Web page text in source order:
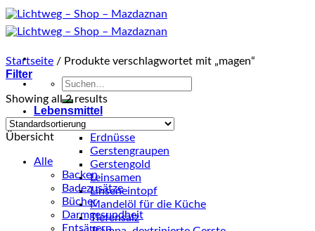
Zum
Inhalt
springen
Suche
nach:
Lebensmittel
Küche
Erdnüsse
Gerstengraupen
Gerstengold
Leinsamen
Linseneintopf
Mandelöl für die Küche
Tiefensalz
Startseite / Produkte verschlagwortet mit „magen“
Filter
Showing all 2 results
Übersicht
Alle
Backen
Badezusätze
Bücher
Darmgesundheit
Entsäuern